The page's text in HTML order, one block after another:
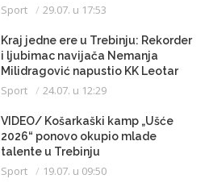
Sport 29.07. u 17:53
Kraj jedne ere u Trebinju: Rekorder
i ljubimac navijača Nemanja
Milidragović napustio KK Leotar
Sport 24.07. u 12:29
VIDEO/ Košarkaški kamp „Ušće
2026“ ponovo okupio mlade
talente u Trebinju
Sport 19.07. u 09:50